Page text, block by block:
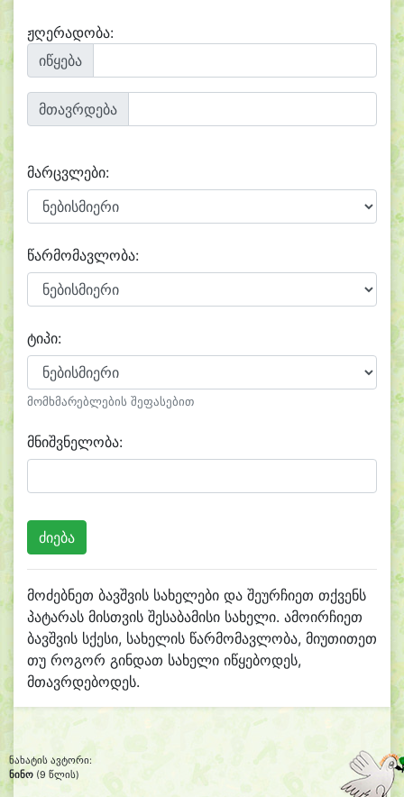
ჟღერადობა:
იწყება
მთავრდება
მარცვლები:
წარმომავლობა:
ტიპი:
მომხმარებლების შეფასებით
მნიშვნელობა:
მოძებნეთ ბავშვის სახელები და შეურჩიეთ თქვენს
პატარას მისთვის შესაბამისი სახელი. ამოირჩიეთ
ბავშვის სქესი, სახელის წარმომავლობა, მიუთითეთ
თუ როგორ გინდათ სახელი იწყებოდეს,
მთავრდებოდეს.
ნახატის ავტორი:
ნინო (9 წლის)